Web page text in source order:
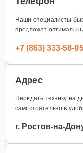
Наши специалисты
предложат
+7 (863) 333-58-95
Адрес
Передать технику на
самостоятельно в
г. Ростов-на-